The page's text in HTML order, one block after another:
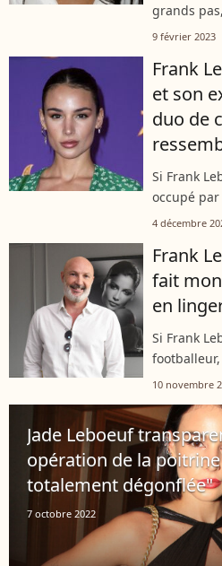
grands
donner des
l'occasion.
9 février 2023
Frank
et son
duo de
!
Si Frank
occupé
Jade
une petite
4 décembre
Frank
fait
en
Si Frank
sur les
d'une
10 novembre
Jade Leboeuf
opération de la
totalement dégonflée"
7 octobre 2022